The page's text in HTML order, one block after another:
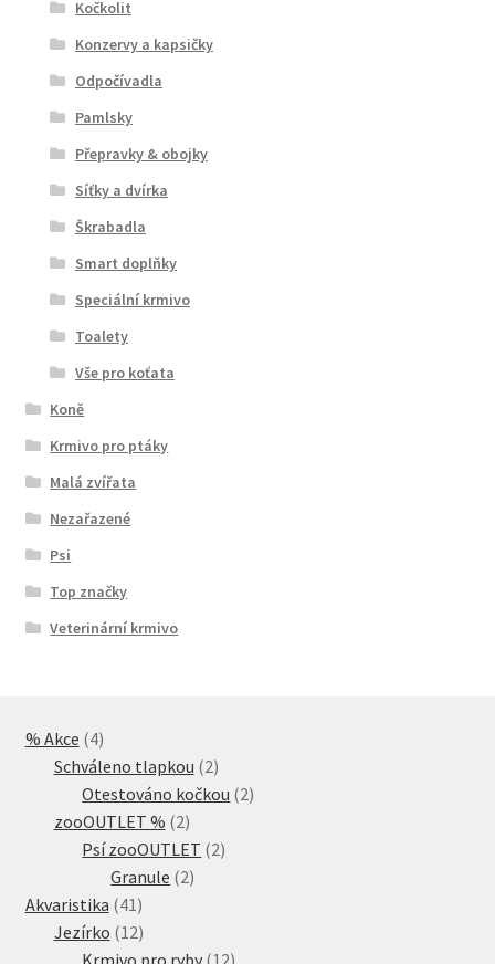
Kočkolit
Konzervy a kapsičky
Odpočívadla
Pamlsky
Přepravky & obojky
Síťky a dvírka
Škrabadla
Smart doplňky
Speciální krmivo
Toalety
Vše pro koťata
Koně
Krmivo pro ptáky
Malá zvířata
Nezařazené
Psi
Top značky
Veterinární krmivo
% Akce 44
produkty
Schváleno tlapkou 22
produkty
Otestováno kočkou 22
zooOUTLET % 22
produkty
Psí zooOUTLET 22
Granule 22
Akvaristika 41 41
produktů
Jezírko 1212
produktů
Krmivo pro ryby 1212